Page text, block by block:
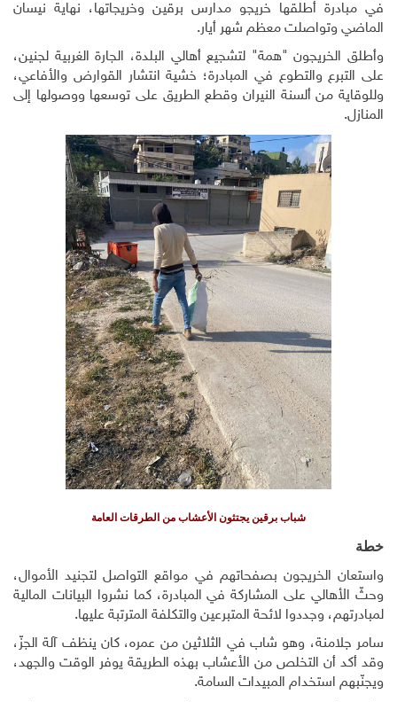
في مبادرة أطلقها خريجو مدارس برقين وخريجاتها، نهاية نيسان
الماضي وتواصلت معظم شهر أيار.
وأطلق الخريجون "همة" لتشجيع أهالي البلدة، الجارة الغربية لجنين،
على التبرع والتطوع في المبادرة؛ خشية انتشار القوارض والأفاعي،
وللوقاية من ألسنة النيران وقطع الطريق على توسعها ووصولها إلى
المنازل.
شباب برقين يجتثون الأعشاب من الطرقات العامة
خطة
واستعان الخريجون بصفحاتهم في مواقع التواصل لتجنيد الأموال،
وحثّ الأهالي على المشاركة في المبادرة، كما نشروا البيانات المالية
لمبادرتهم، وجددوا لائحة المتبرعين والتكلفة المترتبة عليها.
سامر جلامنة، وهو شاب في الثلاثين من عمره، كان ينظف آلة الجزّ،
وقد أكد أن التخلص من الأعشاب بهذه الطريقة يوفر الوقت والجهد،
ويجنّبهم استخدام المبيدات السامة.